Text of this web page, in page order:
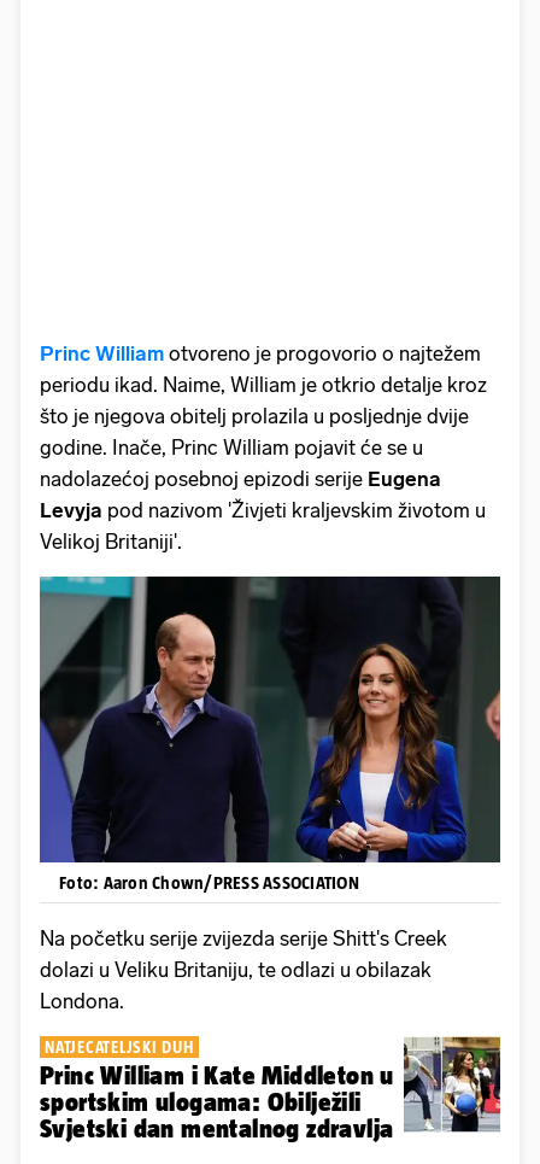
Princ William otvoreno je progovorio o najtežem
periodu ikad. Naime, William je otkrio detalje kroz
što je njegova obitelj prolazila u posljednje dvije
godine. Inače, Princ William pojavit će se u
nadolazećoj posebnoj epizodi serije Eugena
Levyja pod nazivom 'Živjeti kraljevskim životom u
Velikoj Britaniji'.
Foto: Aaron Chown/PRESS ASSOCIATION
Na početku serije zvijezda serije Shitt's Creek
dolazi u Veliku Britaniju, te odlazi u obilazak
Londona.
NATJECATELJSKI DUH
Princ William i Kate Middleton u
sportskim ulogama: Obilježili
Svjetski dan mentalnog zdravlja